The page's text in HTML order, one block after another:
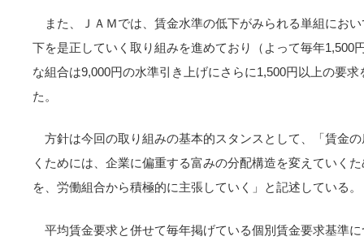
また、ＪＡＭでは、賃金水準の低下がみられる単組にお
下を是正していく取り組みを進めており（よって毎年1,500
な組合は9,000円の水準引き上げにさらに1,500円以上の要
た。
方針は今回の取り組みの基本的スタンスとして、「賃金
くためには、企業に偏重する富みの分配構造を変えていく
を、労働組合から積極的に主張していく」と記述している。
平均賃金要求と併せて毎年掲げている個別賃金要求基準